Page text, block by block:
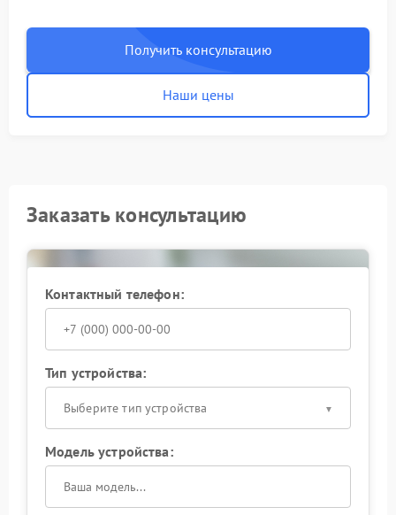
Получить консультацию
Наши цены
Заказать консультацию
Контактный телефон:
Тип устройства:
Выберите тип устройства
Модель устройства: